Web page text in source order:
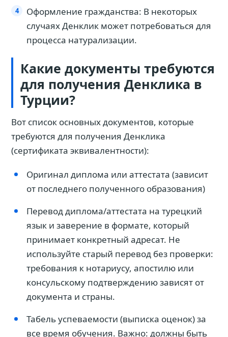
Оформление гражданства: В некоторых
случаях Денклик может потребоваться для
процесса натурализации.
Какие документы требуются
для получения Денклика в
Турции?
Вот список основных документов, которые
требуются для получения Денклика
(сертификата эквивалентности):
Оригинал диплома или аттестата (зависит
от последнего полученного образования)
Перевод диплома/аттестата на турецкий
язык и заверение в формате, который
принимает конкретный адресат. Не
используйте старый перевод без проверки:
требования к нотариусу, апостилю или
консульскому подтверждению зависят от
документа и страны.
Табель успеваемости (выписка оценок) за
все время обучения. Важно: должны быть